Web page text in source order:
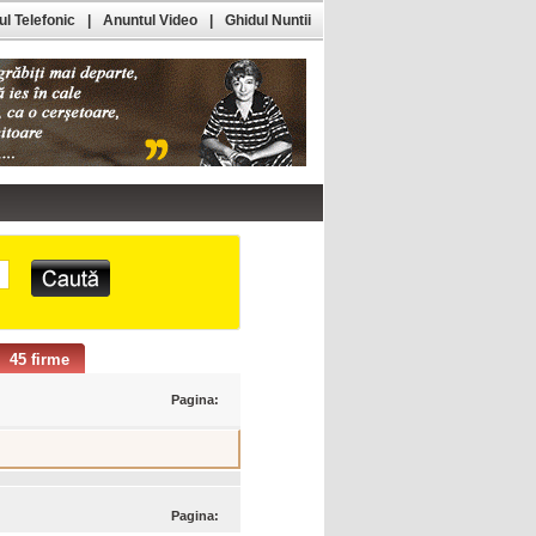
45 firme
Pagina:
Pagina:
Telefonic Anuntul Video Ghidul Nuntii